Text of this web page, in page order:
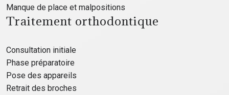
Manque de place et malpositions
Traitement orthodontique
Consultation initiale
Phase préparatoire
Pose des appareils
Retrait des broches